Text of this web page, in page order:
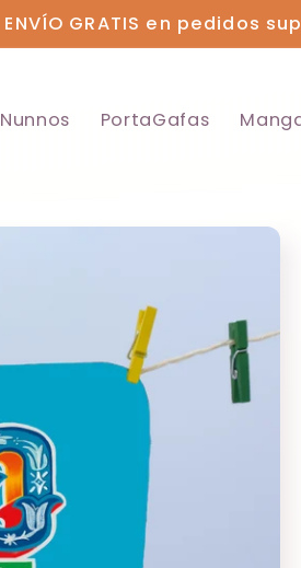
ENVÍO GRATIS en pedidos
Nunnos PortaGafas